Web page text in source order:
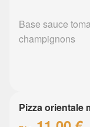
Base sauce
champignons
Pizza orientale